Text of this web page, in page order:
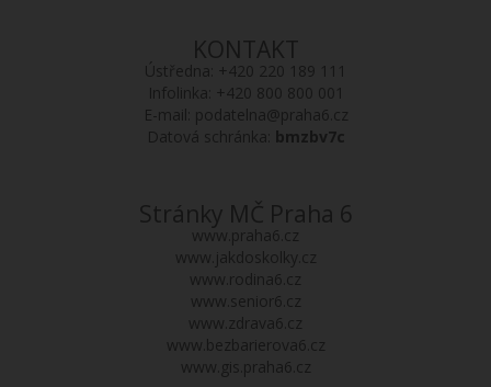
KONTAKT
Ústředna: +420 220 189 111
Infolinka: +420 800 800 001
E-mail: podatelna@praha6.cz
Datová schránka: bmzbv7c
Stránky MČ Praha 6
www.praha6.cz
www.jakdoskolky.cz
www.rodina6.cz
www.senior6.cz
www.zdrava6.cz
www.bezbarierova6.cz
www.gis.praha6.cz